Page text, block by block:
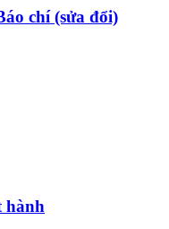
chí (sửa đổi)
hành